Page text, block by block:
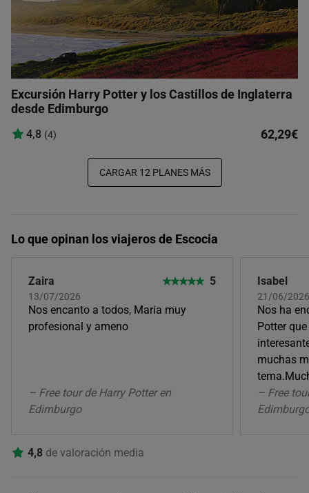
Excursión Harry Potter y los Castillos de Inglaterra
desde Edimburgo
4,8 (4) 62,29€
CARGAR 12 PLANES MÁS
Lo que opinan los viajeros de Escocia
Zaira
13/07/2026
5
Nos encanto a todos, Maria muy
profesional y ameno
– Free tour de Harry Potter en
Edimburgo
Isabel
21/06/2026
Nos ha
Potter
muchas
– Free
4,8 de valoración media